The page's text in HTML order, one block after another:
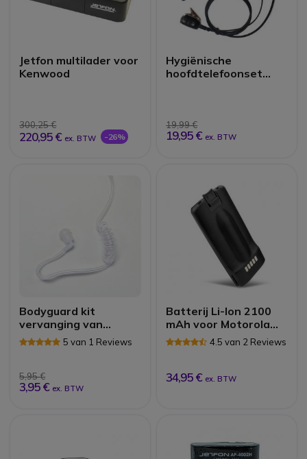
Jetfon multilader voor
Kenwood
300,25 €
220,95 € ex. BTW -26%
Hygiënische
hoofdtelefoonset
19,99 €
19,95 € ex. BTW
Bodyguard kit
vervanging van
transparante airtube
5 van 1 Reviews
5,95 €
3,95 € ex. BTW
Batterij Li-Ion 2100
mAh voor Motorola
XT420/460/6604.5 van 2 Reviews
34,95 € ex. BTW